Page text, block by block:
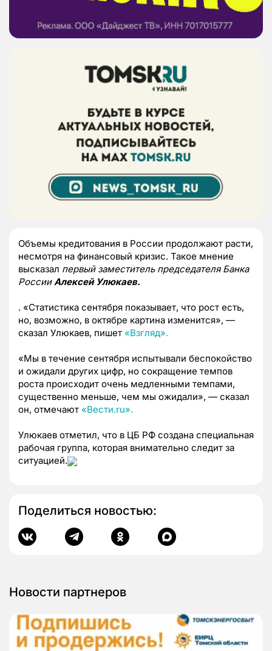
Объемы кредитования в России продолжают расти,
несмотря на финансовый кризис. Такое мнение
высказал первый заместитель председателя Банка
РоссииАлексей Улюкаев.
. «Статистика сентября показывает, что рост есть,
но, возможно, в октябре картина изменится», —
сказал Улюкаев, пишет «Взгляд».
«Мы в течение сентября испытывали беспокойство
и ожидали других цифр, но сокращение темпов
роста происходит очень медленными темпами,
существенно меньше, чем мы ожидали», — сказал
он, отмечают «Вести.ru».
Улюкаев отметил, что в ЦБ РФ создана специальная
рабочая группа, которая внимательно следит за
ситуацией.
Поделиться новостью:
Новости партнеров